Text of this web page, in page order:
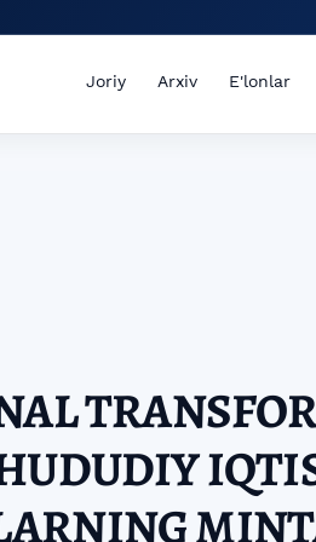
Joriy Arxiv E'lonlar